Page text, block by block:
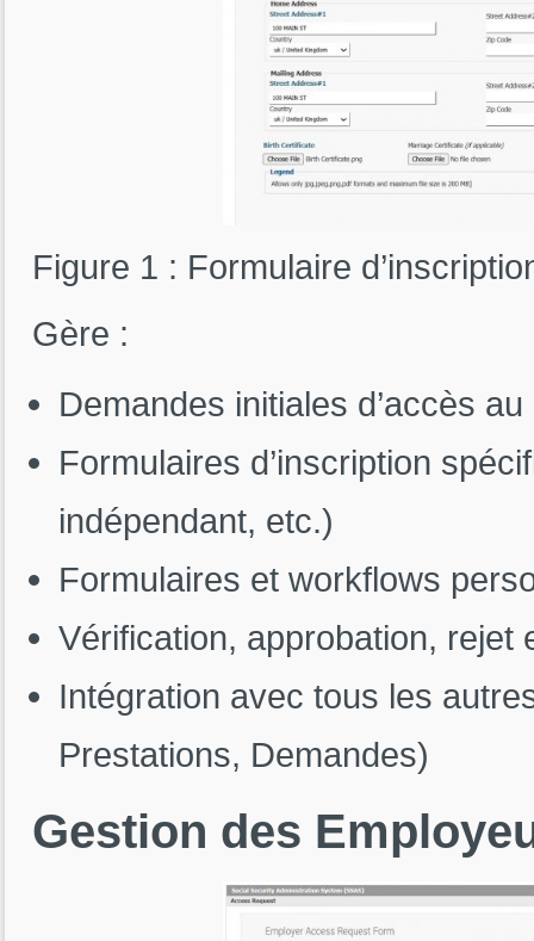
Figure 1 : Formulaire
Gère :
Demandes initiales d’accès
Formulaires d’inscription
indépendant, etc.)
Formulaires et workflows
Vérification, approbation, rejet
Intégration avec tous les
Prestations, Demandes)
Gestion des